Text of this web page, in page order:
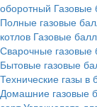
оборотный Газовые
Полные газовые
котлов Газовые
Сварочные газовые
Бытовые газовые
Технические газы в
Домашние газовые